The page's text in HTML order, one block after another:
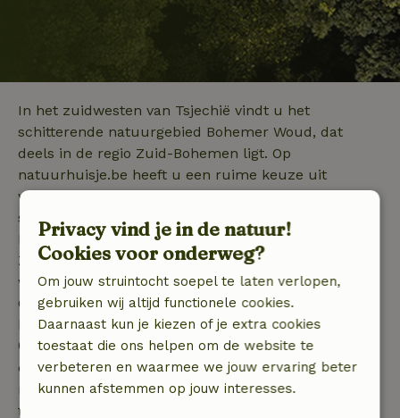
In het zuidwesten van Tsjechië vindt u het
schitterende natuurgebied Bohemer Woud, dat
deels in de regio Zuid-Bohemen ligt. Op
natuurhuisje.be heeft u een ruime keuze uit
vakantiewoningen in Zuid-Bohemen, die allemaal op
schitterende locaties in de natuur gesitueerd zijn.
Naast mooie heuvelachtige bosgebieden vindt u in
Zuid-Bohemen ook interessante rivieren en meren,
waar onder andere de zeearend zich thuis voelt.
Ook kunt u vanuit uw vakantiehuis leuke steden
bezoeken. Zo is de hoofdstad van Zuid-Bohemen,
České Budějovice, zeker een bezoek waard. U vindt
er tal van bezienswaardigheden, zoals het stadhuis,
marktplein en het bijzonder indrukwekkende en
fraaie kasteel Hluboká.
Privacy vind je in de natuur!
Cookies voor onderweg?
Om jouw struintocht soepel te laten verlopen,
gebruiken wij altijd functionele cookies.
Daarnaast kun je kiezen of je extra cookies
toestaat die ons helpen om de website te
verbeteren en waarmee we jouw ervaring beter
kunnen afstemmen op jouw interesses.